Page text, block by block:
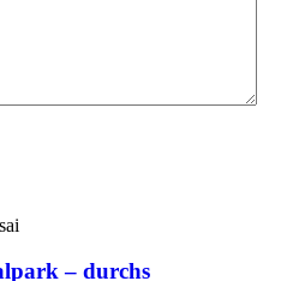
– durchs